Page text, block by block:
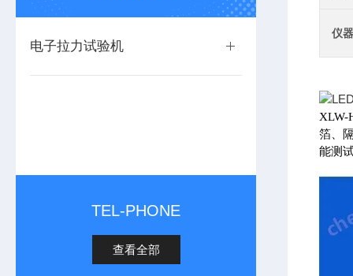
电子拉力试验机
TEL-PHONE
查看全部
仪
XLW-
箔、
能测